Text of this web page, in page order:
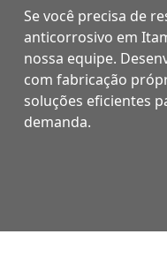
Se você precisa de
anticorrosivo em
nossa equipe.
com fabricação
soluções eficientes
demanda.